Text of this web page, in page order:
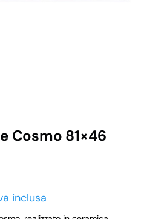
Cosmo 81×46
inclusa